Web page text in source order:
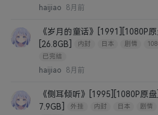
haijiao 8月前
《岁月的童话》[1991][1080P
[26.8GB]
内封 日本 剧情
已完结
haijiao 8月前
《侧耳倾听》[1995][1080P原
7.9GB]
外挂 内封 日本 剧情